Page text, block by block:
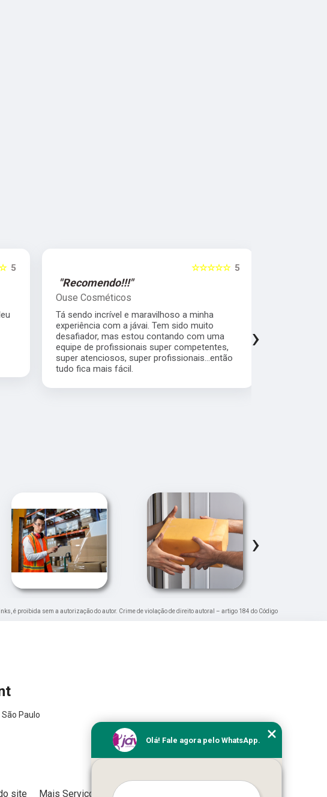
5 5
☆☆☆☆☆
"Recomendo!!!"
Ouse Cosméticos
Tá sendo incrível e maravilhoso a minha
experiência com a jávai. Tem sido muito
desafiador, mas estou contando com uma
equipe de profissionais super competentes,
super atenciosos, super profissionais...então
tudo fica mais fácil.
›
›
é proibida sem a autorização do autor. Crime de violação de direito autoral – artigo 184 do Código
Paulo
site Mais Serviços
Olá! Fale agora pelo WhatsApp.